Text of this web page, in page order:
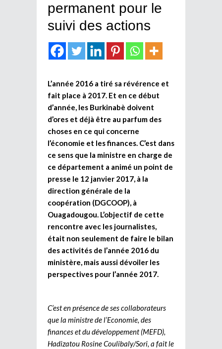
permanent pour le
suivi des actions
L’année 2016 a tiré sa révérence et
fait place à 2017. Et en ce début
d’année, les Burkinabè doivent
d’ores et déjà être au parfum des
choses en ce qui concerne
l’économie et les finances. C’est dans
ce sens que la ministre en charge de
ce département a animé un point de
presse le 12 janvier 2017, à la
direction générale de la
coopération (DGCOOP), à
Ouagadougou. L’objectif de cette
rencontre avec les journalistes,
était non seulement de faire le bilan
des activités de l’année 2016 du
ministère, mais aussi dévoiler les
perspectives pour l’année 2017.
C’est en présence de ses collaborateurs
que la ministre de l’Economie, des
finances et du développement (MEFD),
Hadizatou Rosine Coulibaly/Sori, a fait le